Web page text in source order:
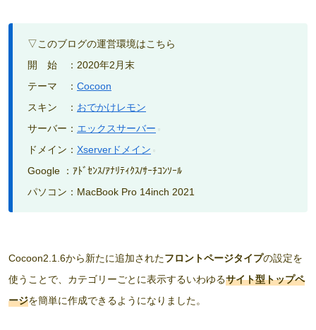
▽このブログの運営環境はこちら
開 始 ：2020年2月末
テーマ ： Cocoon
スキン ： おでかけレモン
サーバー： エックスサーバー
ドメイン： Xserverドメイン
Google ：ｱﾄﾞｾﾝｽ/ｱﾅﾘﾃｨｸｽ/ｻｰﾁｺﾝｿｰﾙ
パソコン：MacBook Pro 14inch 2021
Cocoon2.1.6から新たに追加されたフロントページタイプの設定を
使うことで、カテゴリーごとに表示するいわゆるサイト型トップペ
ージを簡単に作成できるようになりました。